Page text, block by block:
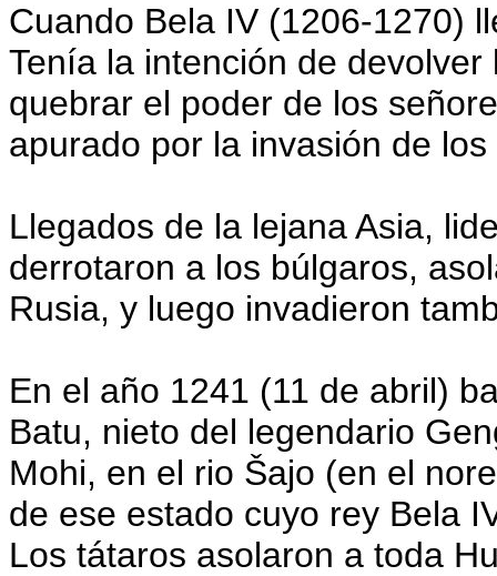
Cuando Bela IV (1206-1270)
Tenía la intención de
quebrar el poder de los
apurado por la invasión de
Llegados de la lejana Asia,
derrotaron a los búlgaros,
Rusia, y luego invadieron
En el año 1241 (11 de abril)
Batu, nieto del legendario
Mohi, en el rio Šajo (en el
de ese estado cuyo rey Bela
Los tátaros asolaron a toda